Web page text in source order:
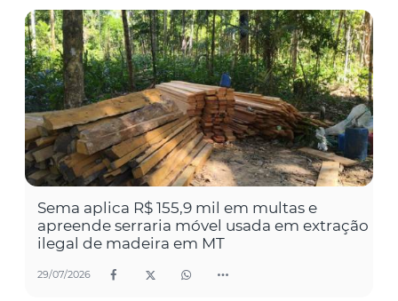
Sema aplica R$ 155,9 mil em multas e
apreende serraria móvel usada em extração
ilegal de madeira em MT
29/07/2026